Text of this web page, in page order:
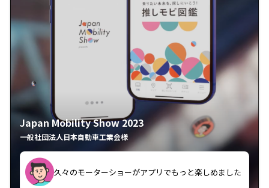
Japan Mobility Show 2023
一般社団法人日本自動車工業会様
夢中で推しモビを探してビッグサイトで6時間も滞在
してしまった
久々のモーターショーがアプリでもっと楽しめました